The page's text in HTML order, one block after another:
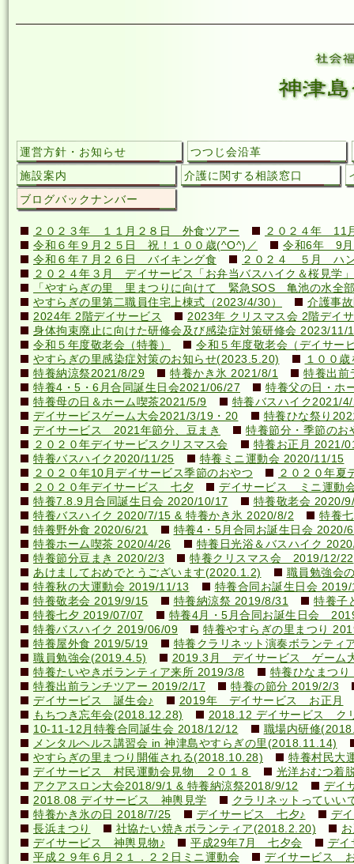
運営方針・お知らせ
つつじ会沿革
施設案内
介護に関する相談窓口
ブログバックナンバー
２０２３年 １１月２８日 外食ツアー
２０２４年 11
令和６年９月２５日 祝！１００歳(^O^)／
令和6年 9
令和６年７月２６日 バイキング食
２０２４ ５月 ハ
２０２４年３月 デイサービス「お弁当バスハイク＆桜見学」
「やすらぎの里 里まつりに向けて 緊急SOS 亀池の水全
やすらぎの里第二職員住宅上棟式（2023/4/30）
介護事
2024年 2階デイサービス
2023年 クリスマス会 2階デイ
身体拘束廃止に向けた研修会及び感染症対策研修会 2023/11/
令和５年度敬老会（特養）
令和５年度敬老会（デイサー
やすらぎの里感染症対策のお知らせ(2023.5.20)
１００
特養納涼祭2021/8/29
特養かき氷 2021/8/1
特養出前
特養4・5・6月合同誕生日会2021/06/27
特養父の日・ホ
特養母の日＆ホーム喫茶2021/5/9
特養バスハイク2021/
デイサービスゲーム大会2021/3/19・20
特養ひな祭り
デイサービス 2021年節分、豆まき
特養節分・季節の
２０２０年デイサービスクリスマス会
特養お正月 2021/
特養バスハイク2020/11/25
特養ミニ運動会 2020/11/15
２０２０年10月デイサービス季節のおやつ
２０２０年夏
２０２０年デイサービス 七夕
デイサービス ミニ運動
特養7.8.9月合同誕生日会 2020/10/17
特養敬老会 2020/
特養バスハイク 2020/7/15 & 特養かき氷 2020/8/2
特養
特養野外食 2020/6/21
特養4・5月合同お誕生日会 2020/
特養ホーム喫茶 2020/4/26
特養日光浴＆バスハイク
特養節分豆まき 2020/2/3
特養クリスマス会 2019/12/22
あけましておめでとうございます(2020.1.2)
職員勉強会
特養秋の大運動会 2019/11/13
特養合同お誕生日会
特養敬老会 2019/9/15
特養納涼祭 2019/8/31
特養子
特養七夕 2019/07/07
特養4月・5月合同お誕生日会
特養バスハイク 2019/06/09
特養やすらぎの里まつり
特養屋外食 2019/5/19
特養クラリネット演奏ボランティ
職員勉強会(2019.4.5)
2019.3月 デイサービス ゲーム
特養たいやきボランティア来所 2019/3/8
特養ひなまつ
特養出前ランチツアー 2019/2/17
特養の節分 2019/2/3
デイサービス 誕生会♪
2019年 デイサービス お正月
もちつき忘年会(2018.12.28)
2018.12 デイサービス ク
10-11-12月特養合同誕生会 2018/12/12
職場内研修
メンタルヘルス講習会 in 神津島やすらぎの里(2018.11.14)
やすらぎの里まつり開催される(2018.10.28)
特養村民大
デイサービス 村民運動会見物 ２０１８
光洋おむつ着
アクアスロン大会2018/9/1 & 特養納涼祭2018/9/12
デイ
2018.08 デイサービス 神輿見学
クラリネットってい
特養かき氷の日 2018/7/25
デイサービス 七夕♪
デ
長浜まつり
社協たい焼きボランティア(2018.2.20)
デイサービス 神輿見物♪
平成29年7月 七夕会
デイ
平成２９年６月２１．２２日ミニ運動会
デイサービス